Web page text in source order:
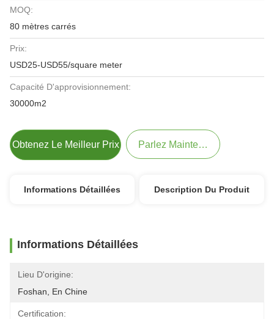
MOQ:
80 mètres carrés
Prix:
USD25-USD55/square meter
Capacité D'approvisionnement:
30000m2
Obtenez Le Meilleur Prix Parlez Maintenant.
Informations Détaillées Description Du Produit
Informations Détaillées
Lieu D'origine:
Foshan, En Chine
Certification: